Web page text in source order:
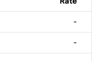
-
-